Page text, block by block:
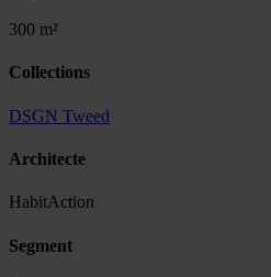
300 m²
Collections
DSGN Tweed
Architecte
HabitAction
Segment